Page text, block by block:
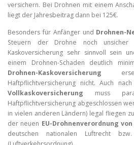
versichern. Bei Drohnen mit einem
liegt der Jahresbeitrag dann bei 125€.
Besonders für Anfänger und Drohnen-
Steuern der Drohne noch
Kaskoversicherung sehr sinnvoll sein
einem Drohnen-Schaden deutlich
Drohnen-Kaskoversicherung
Haftpflichtversicherung nicht. Auch
Vollkaskoversicherung muss
Haftpflichtversicherung abgeschlossen
in vielen anderen Ländern) legal fliegen
der neuen EU-Drohnenverordnung von
deutschen nationalen Luftrecht